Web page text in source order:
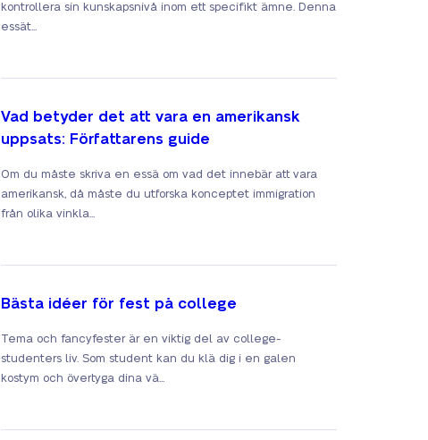
kontrollera sin kunskapsnivå inom ett specifikt ämne. Denna
essät...
Vad betyder det att vara en amerikansk
uppsats: Författarens guide
Om du måste skriva en essä om vad det innebär att vara
amerikansk, då måste du utforska konceptet immigration
från olika vinkla...
Bästa idéer för fest på college
Tema och fancyfester är en viktig del av college-
studenters liv. Som student kan du klä dig i en galen
kostym och övertyga dina vä...